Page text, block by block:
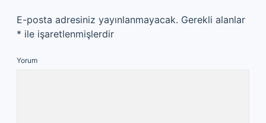
E-posta adresiniz yayınlanmayacak. Gerekli alanlar
* ile işaretlenmişlerdir
Yorum